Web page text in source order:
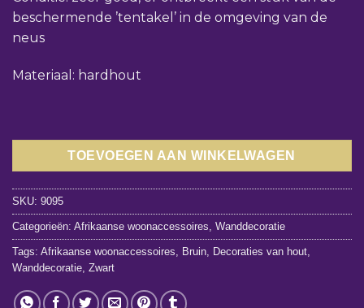
beschermende ’tentakel’ in de omgeving van de
neus
Materiaal: hardhout
TOEVOEGEN AAN WINKELWAGEN
SKU: 9095
Categorieën: Afrikaanse woonaccessoires Wanddecoratie
Tags: Afrikaanse woonaccessoires Bruin Decoraties van hout
Wanddecoratie Zwart